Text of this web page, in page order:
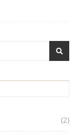
(2)